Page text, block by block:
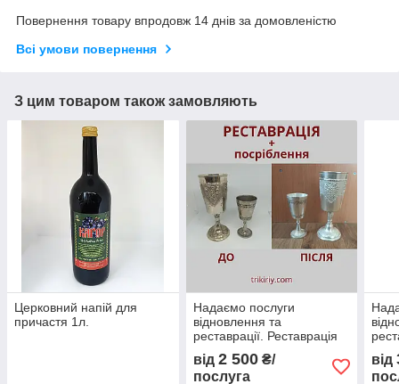
Повернення товару впродовж 14 днів за домовленістю
Всі умови повернення
З цим товаром також замовляють
Церковний напій для
причастя 1л.
Надаємо послуги
відновлення та
реставрації. Реставрація
від 2 500₴/
послуга
від